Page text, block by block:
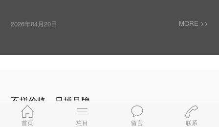
2026年04月20日 MORE >>
不拼价格，只搏品牌
这年头做企业，谁没被人用低价撬过墙角？
首页 栏目 留言 联系